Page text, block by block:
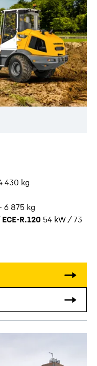
430 kg
6 875 kg
R.120 54 kW / 73